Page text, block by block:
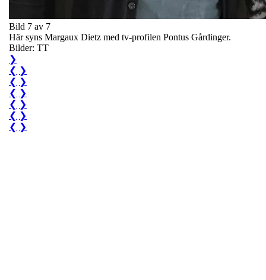
Bild 7 av 7
Här syns Margaux Dietz med tv-profilen Pontus Gårdinger.
Bilder: TT
❯
❮ ❯
❮ ❯
❮ ❯
❮ ❯
❮ ❯
❮ ❯